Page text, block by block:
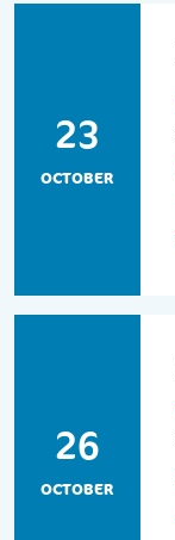
23
OCTOBER
26
OCTOBER